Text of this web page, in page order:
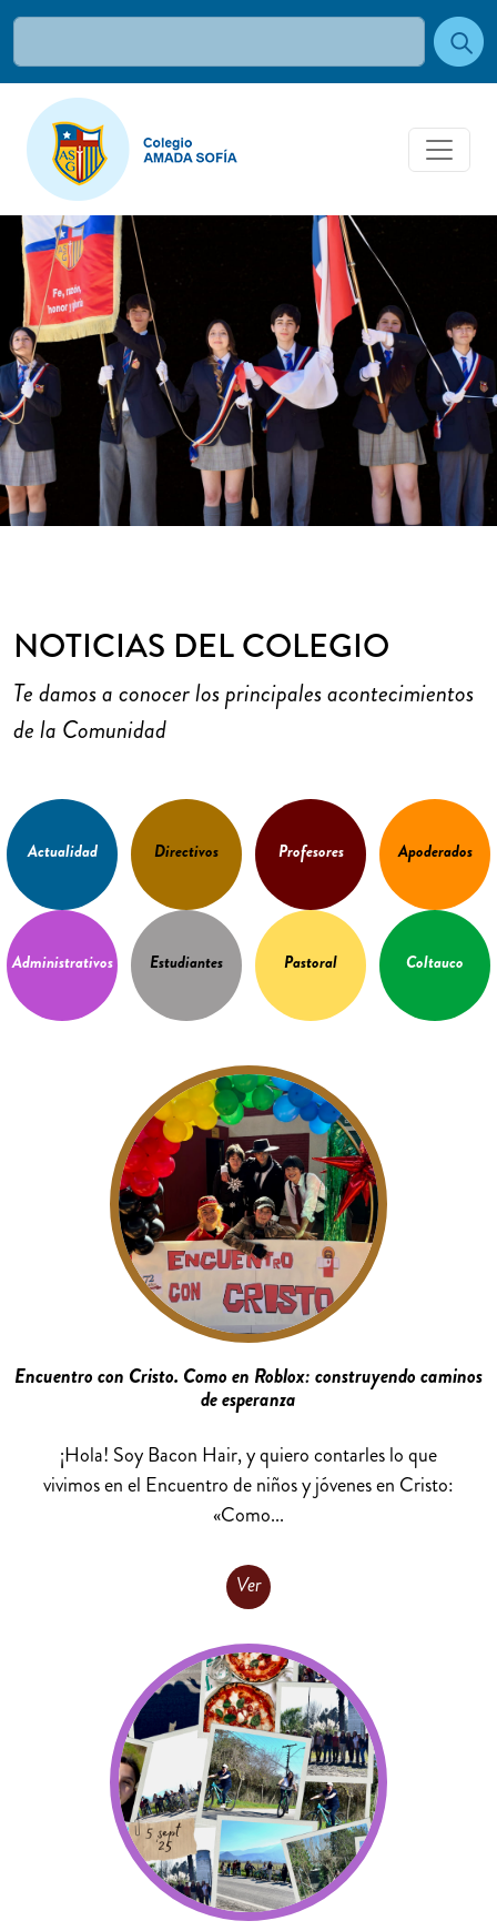
NOTICIAS DEL COLEGIO
Te damos a conocer los principales acontecimientos
de la Comunidad
Actualidad Directivos Profesores Apoderados
Administrativos Estudiantes Pastoral Coltauco
Encuentro con Cristo. Como en Roblox: construyendo caminos
de esperanza
¡Hola! Soy Bacon Hair, y quiero contarles lo que
vivimos en el Encuentro de niños y jóvenes en Cristo:
«Como...
Ver